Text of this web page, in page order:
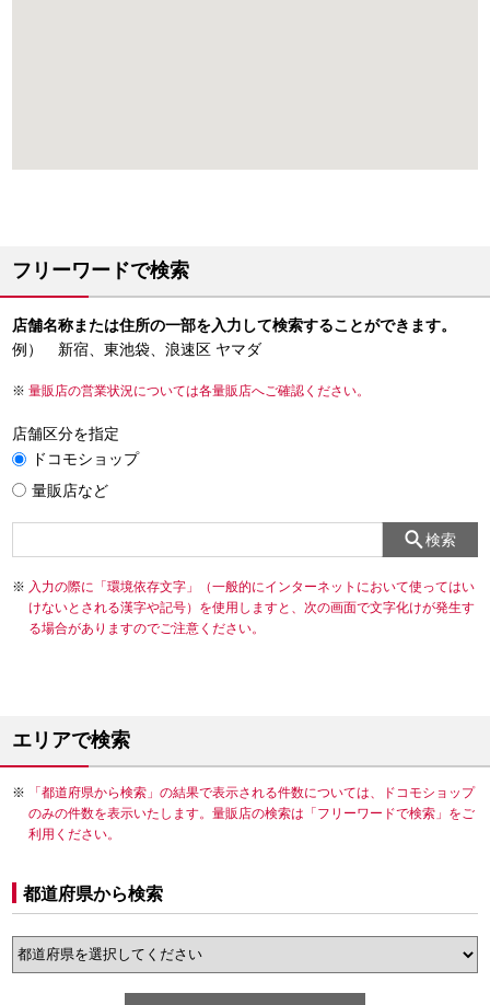
フリーワードで検索
店舗名称または住所の一部を入力して検索することができます。
例） 新宿、東池袋、浪速区 ヤマダ
量販店の営業状況については各量販店へご確認ください。
店舗区分を指定
ドコモショップ
量販店など
検索
入力の際に「環境依存文字」（一般的にインターネットにおいて使ってはい
けないとされる漢字や記号）を使用しますと、次の画面で文字化けが発生す
る場合がありますのでご注意ください。
エリアで検索
「都道府県から検索」の結果で表示される件数については、ドコモショップ
のみの件数を表示いたします。量販店の検索は「フリーワードで検索」をご
利用ください。
都道府県から検索